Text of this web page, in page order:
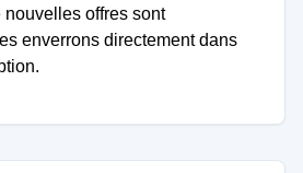
offres sont
enverrons directement dans